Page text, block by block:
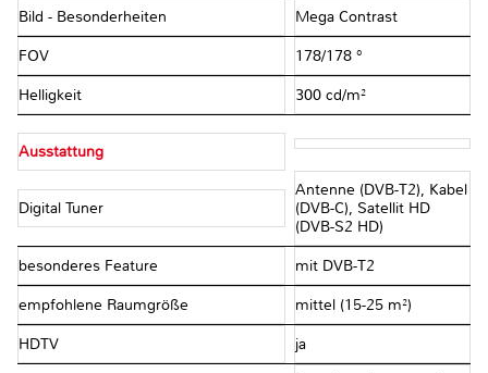
Bild - Besonderheiten Mega Contrast
FOV 178/178 °
Helligkeit 300 cd/m²
Ausstattung
Digital Tuner
Antenne (DVB-T2), Kabel
(DVB-C), Satellit HD
(DVB-S2 HD)
besonderes Feature mit DVB-T2
empfohlene Raumgröße mittel (15-25 m²)
HDTV ja